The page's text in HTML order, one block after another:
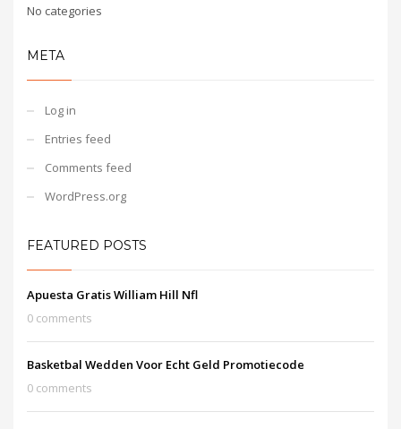
No categories
META
Log in
Entries feed
Comments feed
WordPress.org
FEATURED POSTS
Apuesta Gratis William Hill Nfl
0 comments
Basketbal Wedden Voor Echt Geld Promotiecode
0 comments